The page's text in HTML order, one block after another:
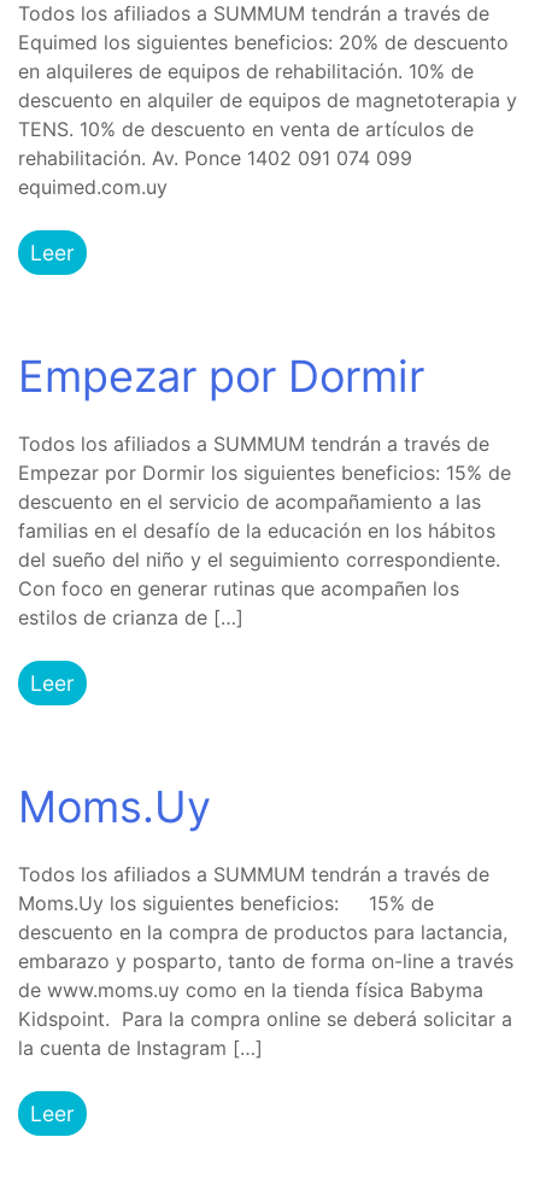
Todos los afiliados a SUMMUM tendrán a través de
Equimed los siguientes beneficios: 20% de descuento
en alquileres de equipos de rehabilitación. 10% de
descuento en alquiler de equipos de magnetoterapia y
TENS. 10% de descuento en venta de artículos de
rehabilitación. Av. Ponce 1402 091 074 099
equimed.com.uy
Leer
Empezar por Dormir
Todos los afiliados a SUMMUM tendrán a través de
Empezar por Dormir los siguientes beneficios: 15% de
descuento en el servicio de acompañamiento a las
familias en el desafío de la educación en los hábitos
del sueño del niño y el seguimiento correspondiente.
Con foco en generar rutinas que acompañen los
estilos de crianza de […]
Leer
Moms.Uy
Todos los afiliados a SUMMUM tendrán a través de
Moms.Uy los siguientes beneficios: 15% de
descuento en la compra de productos para lactancia,
embarazo y posparto, tanto de forma on-line a través
de www.moms.uy como en la tienda física Babyma
Kidspoint. Para la compra online se deberá solicitar a
la cuenta de Instagram […]
Leer